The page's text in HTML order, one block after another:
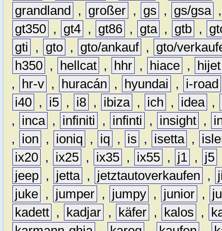
grandland
, großer , gs , gs/gsa
gt350 , gt4 , gt86 , gta , gtb ,
gti
, gto , gto/ankauf ,
gto/
h350 , hellcat , hhr , hiace ,
hijet
,
hr-v , huracán , hyundai ,
i-road
i40 , i5 , i8 , ibiza , ich , idea ,
,
inca , infiniti , infinti , insight ,
,
ion , ioniq , iq , is , isetta ,
ix20 , ix25 , ix35 , ix55 , j1 , j5
jeep , jetta , jetztautoverkaufen ,
juke , jumper , jumpy , junior ,
kadett , kadjar , käfer , kalos ,